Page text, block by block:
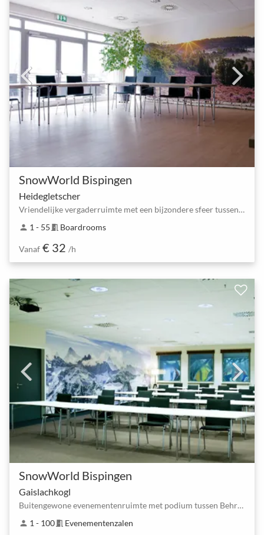
SnowWorld Bispingen
Heidegletscher
Vriendelijke vergaderruimte met een bijzondere sfeer tussen Horstfeldweg en Bispingen Zuid
person 1 - 55 meeting_room Boardrooms
Vanaf € 32 /h
SnowWorld Bispingen
Gaislachkogl
Buitengewone evenementenruimte met podium tussen Behringen (Bispingen) Zuid en Bispingen Horstfeld…
person 1 - 100meeting_room Evenementenzalen